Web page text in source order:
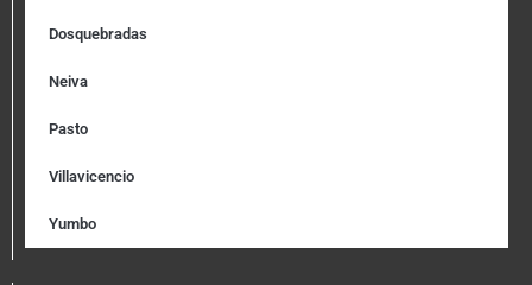
Dosquebradas
Neiva
Pasto
Villavicencio
Yumbo